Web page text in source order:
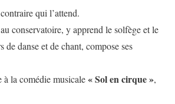
qui l’attend.
conservatoire, y apprend le solfège et le
de danse et de chant, compose ses
la comédie musicale« Sol en cirque »,